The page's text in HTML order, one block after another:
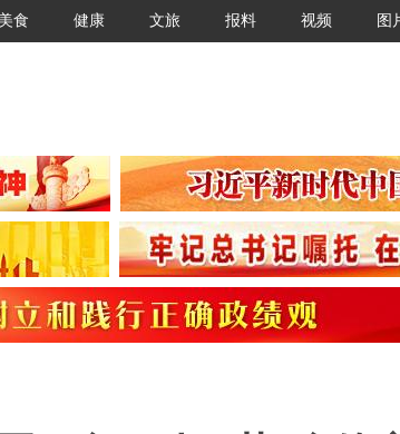
美食 健康 文旅 报料 视频 图